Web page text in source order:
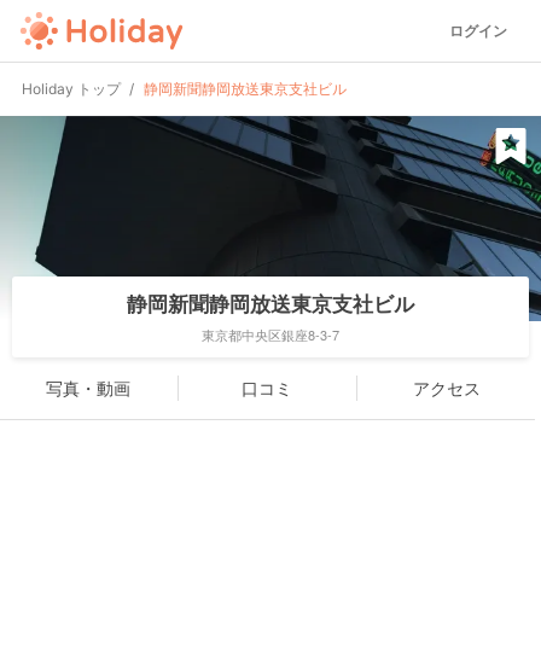
ログイン
Holiday トップ 静岡新聞静岡放送東京支社ビル
静岡新聞静岡放送東京支社ビル
東京都中央区銀座8-3-7
写真・動画 口コミ アクセス